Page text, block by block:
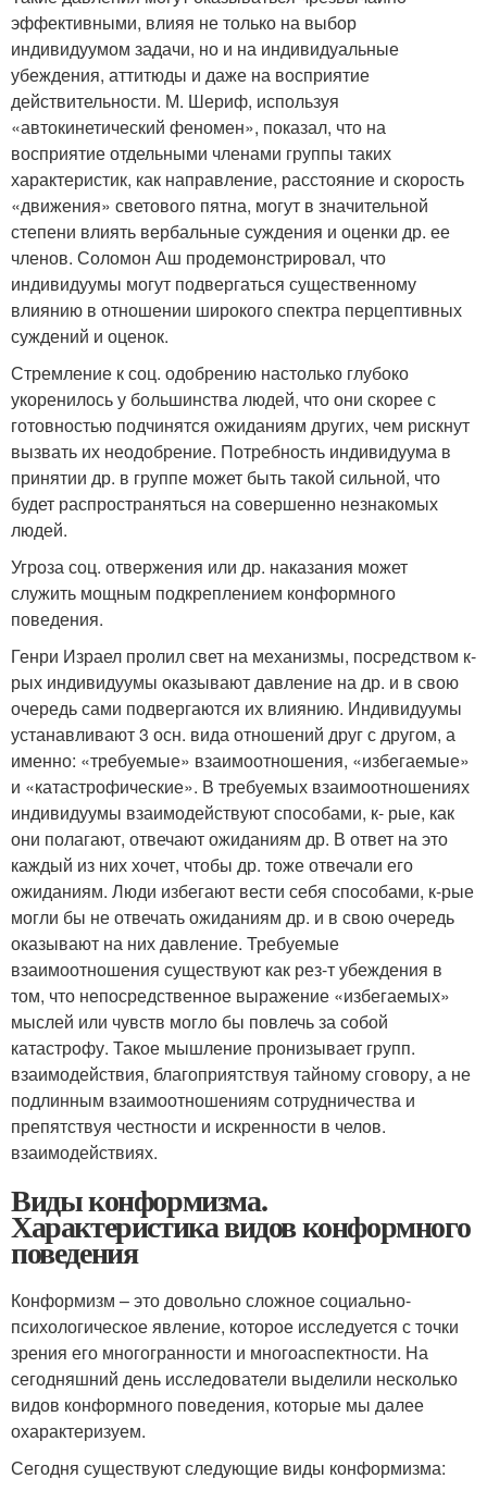
эффективными, влияя не только на выбор
индивидуумом задачи, но и на индивидуальные
убеждения, аттитюды и даже на восприятие
действительности. М. Шериф, используя
«автокинетический феномен», показал, что на
восприятие отдельными членами группы таких
характеристик, как направление, расстояние и скорость
«движения» светового пятна, могут в значительной
степени влиять вербальные суждения и оценки др. ее
членов. Соломон Аш продемонстрировал, что
индивидуумы могут подвергаться существенному
влиянию в отношении широкого спектра перцептивных
суждений и оценок.
Стремление к соц. одобрению настолько глубоко
укоренилось у большинства людей, что они скорее с
готовностью подчинятся ожиданиям других, чем рискнут
вызвать их неодобрение. Потребность индивидуума в
принятии др. в группе может быть такой сильной, что
будет распространяться на совершенно незнакомых
людей.
Угроза соц. отвержения или др. наказания может
служить мощным подкреплением конформного
поведения.
Генри Израел пролил свет на механизмы, посредством к-
рых индивидуумы оказывают давление на др. и в свою
очередь сами подвергаются их влиянию. Индивидуумы
устанавливают 3 осн. вида отношений друг с другом, а
именно: «требуемые» взаимоотношения, «избегаемые»
и «катастрофические». В требуемых взаимоотношениях
индивидуумы взаимодействуют способами, к- рые, как
они полагают, отвечают ожиданиям др. В ответ на это
каждый из них хочет, чтобы др. тоже отвечали его
ожиданиям. Люди избегают вести себя способами, к-рые
могли бы не отвечать ожиданиям др. и в свою очередь
оказывают на них давление. Требуемые
взаимоотношения существуют как рез-т убеждения в
том, что непосредственное выражение «избегаемых»
мыслей или чувств могло бы повлечь за собой
катастрофу. Такое мышление пронизывает групп.
взаимодействия, благоприятствуя тайному сговору, а не
подлинным взаимоотношениям сотрудничества и
препятствуя честности и искренности в челов.
взаимодействиях.
Виды конформизма.
Характеристика видов конформного
поведения
Конформизм – это довольно сложное социально-
психологическое явление, которое исследуется с точки
зрения его многогранности и многоаспектности. На
сегодняшний день исследователи выделили несколько
видов конформного поведения, которые мы далее
охарактеризуем.
Сегодня существуют следующие виды конформизма: